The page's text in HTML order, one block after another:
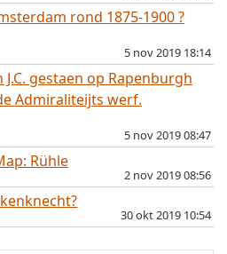
rond 1875-1900 ?
5 nov 2019 18:14
gestaen op Rapenburgh
Admiraliteijts werf.
5 nov 2019 08:47
Rühle
2 nov 2019 08:56
30 okt 2019 10:54